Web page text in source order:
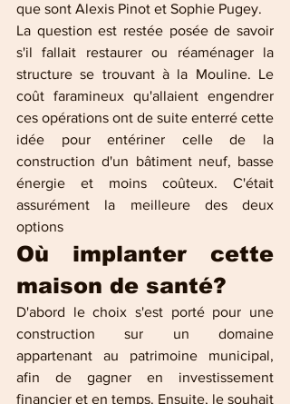
que sont Alexis Pinot et Sophie Pugey.
La question est restée posée de savoir
s'il fallait restaurer ou réaménager la
structure se trouvant à la Mouline. Le
coût faramineux qu'allaient engendrer
ces opérations ont de suite enterré cette
idée pour entériner celle de la
construction d'un bâtiment neuf, basse
énergie et moins coûteux. C'était
assurément la meilleure des deux
options
Où implanter cette
maison de santé?
D'abord le choix s'est porté pour une
construction sur un domaine
appartenant au patrimoine municipal,
afin de gagner en investissement
financier et en temps. Ensuite, le souhait